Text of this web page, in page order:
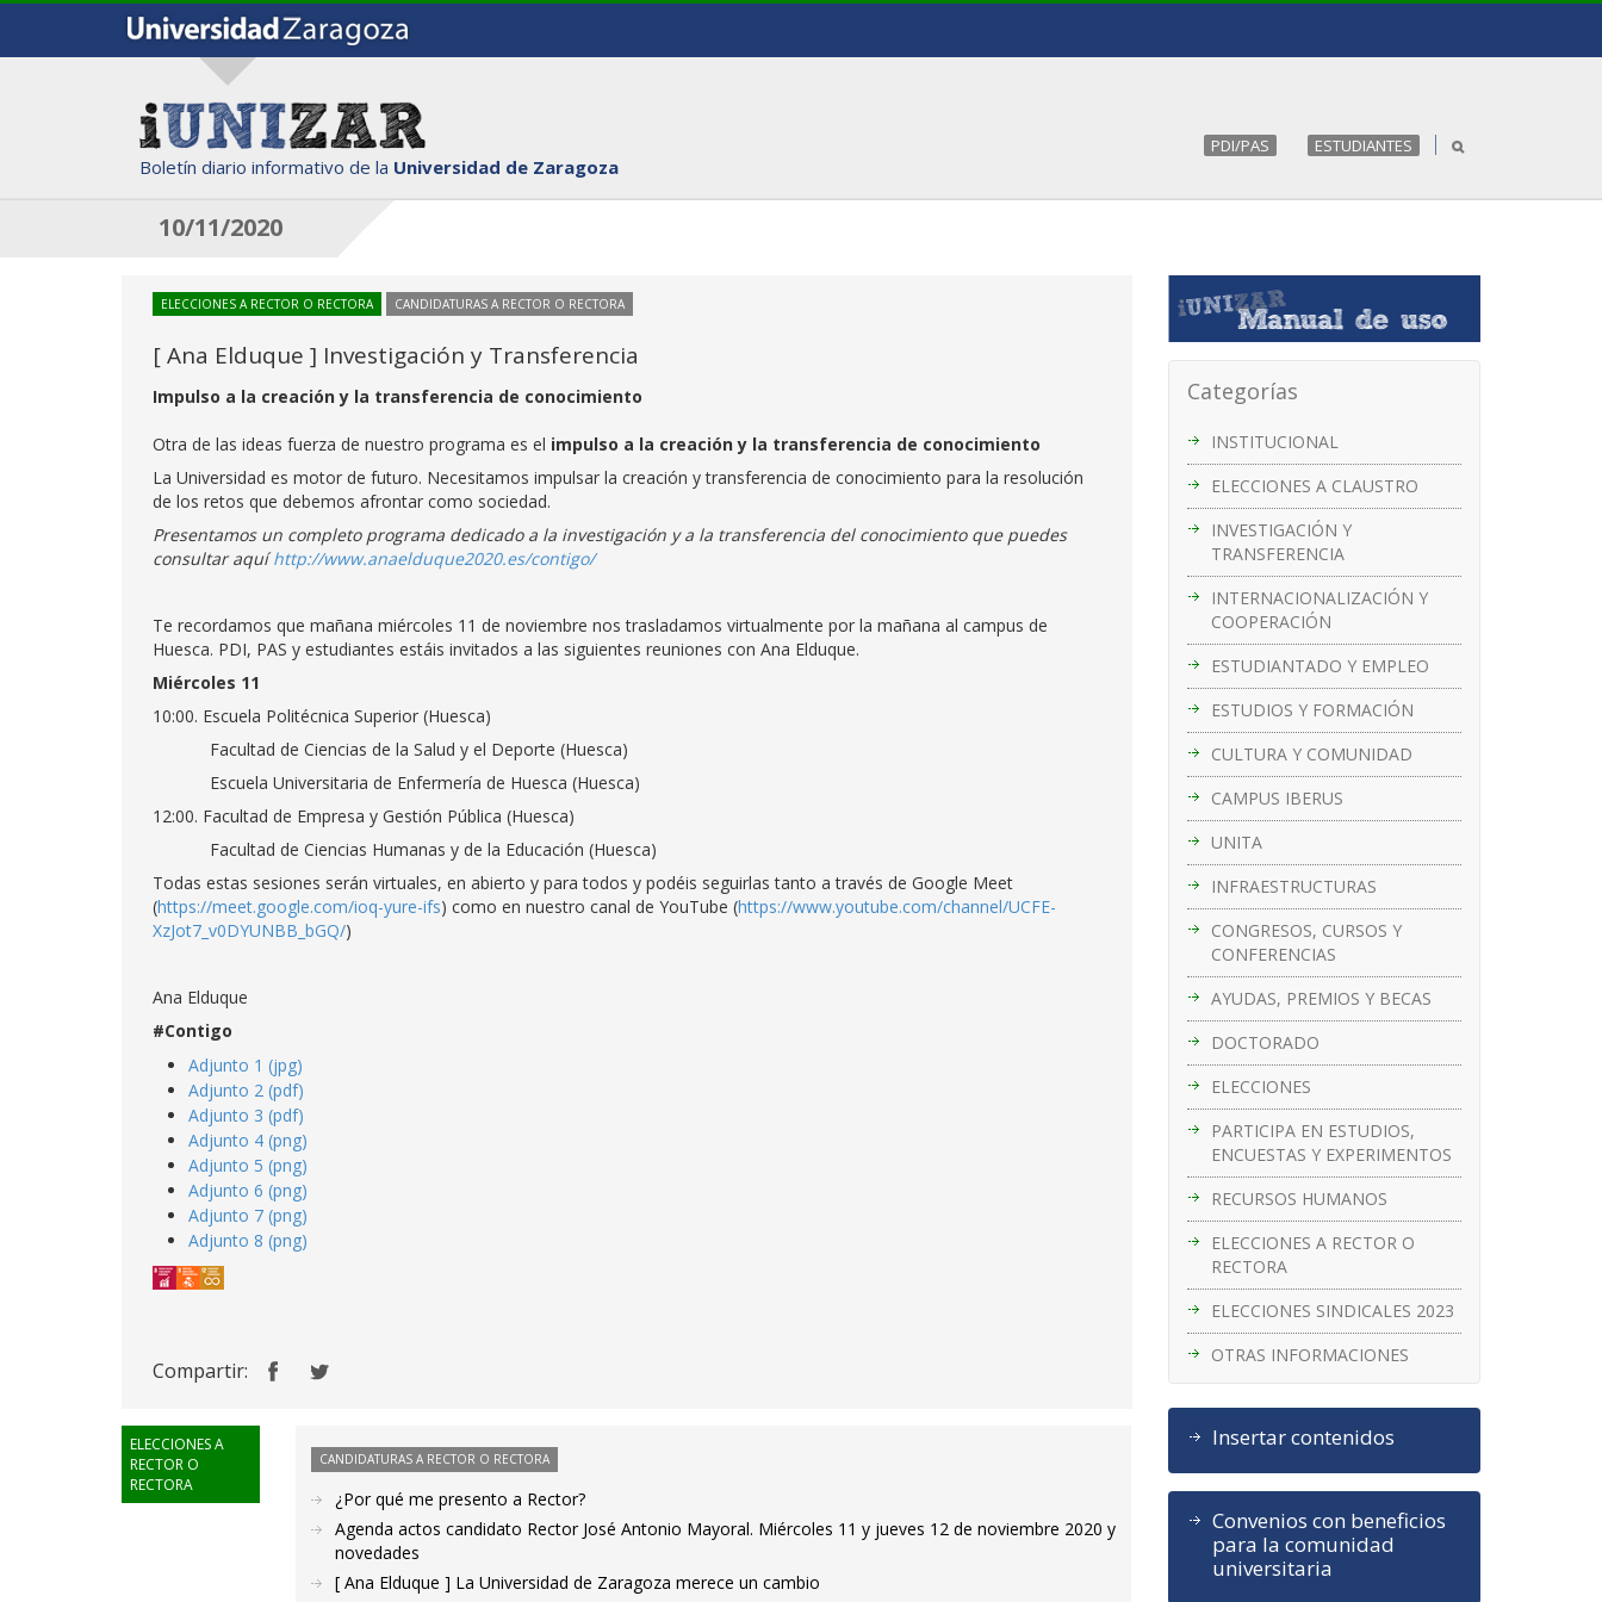
Boletín diario informativo de la Universidad de Zaragoza
PDI/PAS ESTUDIANTES
10/11/2020
Categorías
INSTITUCIONAL
ELECCIONES A CLAUSTRO
INVESTIGACIÓN Y
TRANSFERENCIA
INTERNACIONALIZACIÓN Y
COOPERACIÓN
ESTUDIANTADO Y EMPLEO
ESTUDIOS Y FORMACIÓN
CULTURA Y COMUNIDAD
CAMPUS IBERUS
UNITA
INFRAESTRUCTURAS
CONGRESOS, CURSOS Y
CONFERENCIAS
AYUDAS, PREMIOS Y BECAS
DOCTORADO
ELECCIONES
PARTICIPA EN ESTUDIOS,
ENCUESTAS Y EXPERIMENTOS
RECURSOS HUMANOS
ELECCIONES A RECTOR O
RECTORA
ELECCIONES SINDICALES 2023
OTRAS INFORMACIONES
Insertar contenidos
Convenios con beneficios
para la comunidad
universitaria
ELECCIONES A RECTOR O RECTORA CANDIDATURAS A RECTOR O RECTORA
[ Ana Elduque ] Investigación y Transferencia
Impulso a la creación y la transferencia de conocimiento
Otra de las ideas fuerza de nuestro programa es el impulso a la creación y la transferencia de conocimiento
La Universidad es motor de futuro. Necesitamos impulsar la creación y transferencia de conocimiento para la resolución
de los retos que debemos afrontar como sociedad.
Presentamos un completo programa dedicado a la investigación y a la transferencia del conocimiento que puedes
consultar aquíhttp://www.anaelduque2020.es/contigo/
Te recordamos que mañana miércoles 11 de noviembre nos trasladamos virtualmente por la mañana al campus de
Huesca. PDI, PAS y estudiantes estáis invitados a las siguientes reuniones con Ana Elduque.
Miércoles 11
10:00. Escuela Politécnica Superior (Huesca)
Facultad de Ciencias de la Salud y el Deporte (Huesca)
Escuela Universitaria de Enfermería de Huesca (Huesca)
12:00. Facultad de Empresa y Gestión Pública (Huesca)
Facultad de Ciencias Humanas y de la Educación (Huesca)
Todas estas sesiones serán virtuales, en abierto y para todos y podéis seguirlas tanto a través de Google Meet
(https://meet.google.com/ioq-yure-ifs) como en nuestro canal de YouTube (https://www.youtube.com/channel/UCFE-
XzJot7_v0DYUNBB_bGQ/)
Ana Elduque
#Contigo
Adjunto 1 (jpg)
Adjunto 2 (pdf)
Adjunto 3 (pdf)
Adjunto 4 (png)
Adjunto 5 (png)
Adjunto 6 (png)
Adjunto 7 (png)
Adjunto 8 (png)
Compartir:
ELECCIONES A
RECTOR O
RECTORA
CANDIDATURAS A RECTOR O RECTORA
¿Por qué me presento a Rector?
Agenda actos candidato Rector José Antonio Mayoral. Miércoles 11 y jueves 12 de noviembre 2020 y
novedades
[ Ana Elduque ] La Universidad de Zaragoza merece un cambio